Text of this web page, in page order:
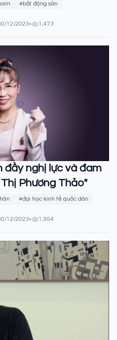
#bất động sản
12/2023• 1,473
đầy nghị lực và đam
Phương Thảo"
#đại học kinh tế quốc dân
12/2023• 1,954